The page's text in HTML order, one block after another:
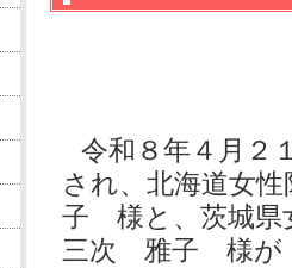
令和８年４月２
され、北海道女
子 様と、茨城
三次 雅子 様が